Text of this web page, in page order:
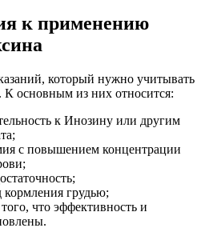
к применению
который нужно учитывать
К основным из них относится:
к Инозину или другим
с повышением концентрации
кормления грудью;
того, что эффективность и